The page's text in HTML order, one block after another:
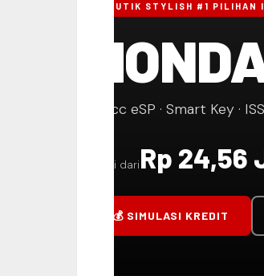
SKUTIK STYLISH #1 PILIHAN
125cc eSP · Smart Key ·
Mulai dariRp 24,56
💰 SIMULASI KREDIT